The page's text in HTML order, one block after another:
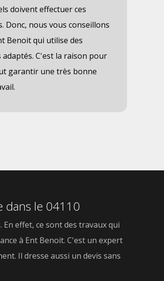
doivent effectuer ces
Donc, nous vous conseillons
Benoit qui utilise des
C'est la raison pour
garantir une très bonne
dans le 04110
effet, ce sont des travaux qui
à Ent Benoit. C'est un expert
Il dresse aussi un devis sans